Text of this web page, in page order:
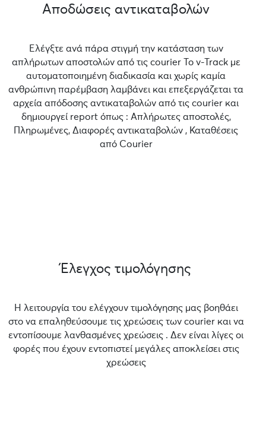
Αποδώσεις αντικαταβολών
Ελέγξτε ανά πάρα στιγμή την κατάσταση των
απλήρωτων αποστολών από τις courier Το v-Track με
αυτοματοποιημένη διαδικασία και χωρίς καμία
ανθρώπινη παρέμβαση λαμβάνει και επεξεργάζεται τα
αρχεία απόδοσης αντικαταβολών από τις courier και
δημιουργεί report όπως : Απλήρωτες αποστολές,
Πληρωμένες, Διαφορές αντικαταβολών , Καταθέσεις
από Courier
Έλεγχος τιμολόγησης
Η λειτουργία του ελέγχουν τιμολόγησης μας βοηθάει
στο να επαληθεύσουμε τις χρεώσεις των courier και να
εντοπίσουμε λανθασμένες χρεώσεις . Δεν είναι λίγες οι
φορές που έχουν εντοπιστεί μεγάλες αποκλείσει στις
χρεώσεις